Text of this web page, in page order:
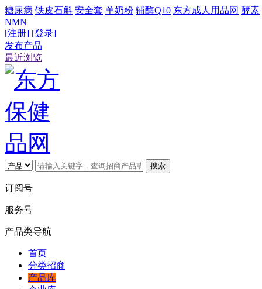
糖尿病 铁皮石斛 安全套 羊奶粉 辅酶Q10 东方成人用品网 酵素
NMN
[注册] [登录]
发布产品
最近浏览
搜索
订阅号
服务号
产品类导航
首页
分类招商
产品库